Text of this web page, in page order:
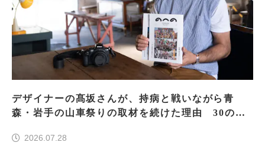
デザイナーの髙坂さんが、持病と戦いながら青
森・岩手の山車祭りの取材を続けた理由 30の山
2026.07.28